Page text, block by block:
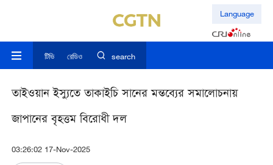
Language
টিভি রেডিও search
তাইওয়ান ইস্যুতে তাকাইচি সানের মন্তব্যের সমালোচনায়
জাপানের বৃহত্তম বিরোধী দল
03:26:02 17-Nov-2025